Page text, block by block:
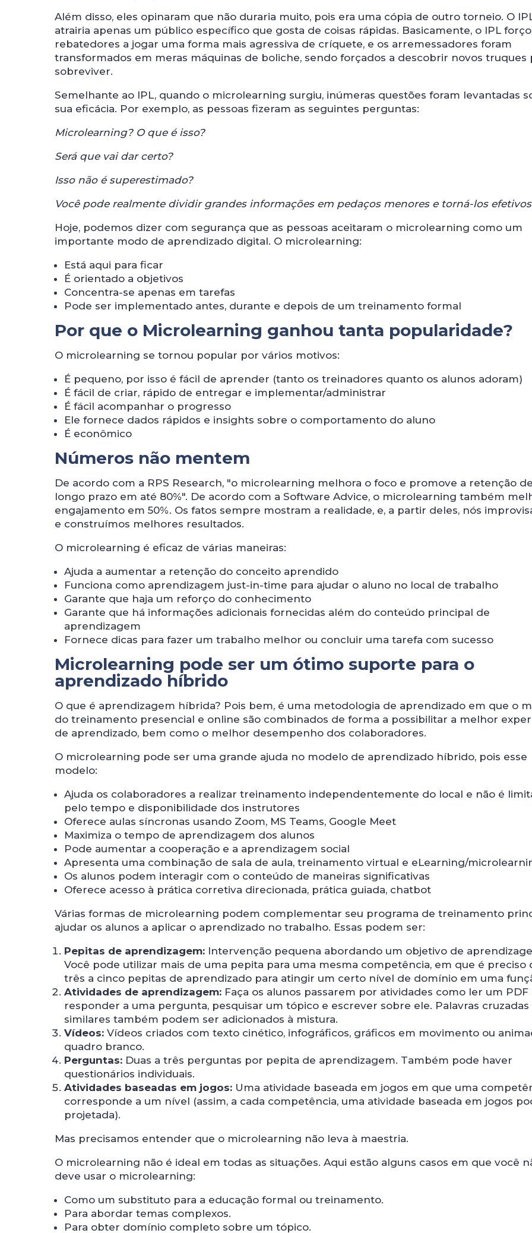
Além disso, eles opinaram que não duraria muito, pois era uma cópia de outro torneio. O
atrairia apenas um público específico que gosta de coisas rápidas. Basicamente, o IPL
rebatedores a jogar uma forma mais agressiva de críquete, e os arremessadores foram
transformados em meras máquinas de boliche, sendo forçados a descobrir novos truques
sobreviver.
Semelhante ao IPL, quando o microlearning surgiu, inúmeras questões foram levantadas
sua eficácia. Por exemplo, as pessoas fizeram as seguintes perguntas:
Microlearning? O que é isso?
Será que vai dar certo?
Isso não é superestimado?
Você pode realmente dividir grandes informações em pedaços menores e torná-los
Hoje, podemos dizer com segurança que as pessoas aceitaram o microlearning como um
importante modo de aprendizado digital. O microlearning:
Está aqui para ficar
É orientado a objetivos
Concentra-se apenas em tarefas
Pode ser implementado antes, durante e depois de um treinamento formal
Por que o Microlearning ganhou tanta popularidade?
O microlearning se tornou popular por vários motivos:
É pequeno, por isso é fácil de aprender (tanto os treinadores quanto os alunos adoram)
É fácil de criar, rápido de entregar e implementar/administrar
É fácil acompanhar o progresso
Ele fornece dados rápidos e insights sobre o comportamento do aluno
É econômico
Números não mentem
De acordo com a RPS Research, "o microlearning melhora o foco e promove a retenção
longo prazo em até 80%". De acordo com a Software Advice, o microlearning também
engajamento em 50%. Os fatos sempre mostram a realidade, e, a partir deles, nós
e construímos melhores resultados.
O microlearning é eficaz de várias maneiras:
Ajuda a aumentar a retenção do conceito aprendido
Funciona como aprendizagem just-in-time para ajudar o aluno no local de trabalho
Garante que haja um reforço do conhecimento
Garante que há informações adicionais fornecidas além do conteúdo principal de
aprendizagem
Fornece dicas para fazer um trabalho melhor ou concluir uma tarefa com sucesso
Microlearning pode ser um ótimo suporte para o
aprendizado híbrido
O que é aprendizagem híbrida? Pois bem, é uma metodologia de aprendizado em que o
do treinamento presencial e online são combinados de forma a possibilitar a melhor
de aprendizado, bem como o melhor desempenho dos colaboradores.
O microlearning pode ser uma grande ajuda no modelo de aprendizado híbrido, pois esse
modelo:
Ajuda os colaboradores a realizar treinamento independentemente do local e não é
pelo tempo e disponibilidade dos instrutores
Oferece aulas síncronas usando Zoom, MS Teams, Google Meet
Maximiza o tempo de aprendizagem dos alunos
Pode aumentar a cooperação e a aprendizagem social
Apresenta uma combinação de sala de aula, treinamento virtual e eLearning/
Os alunos podem interagir com o conteúdo de maneiras significativas
Oferece acesso à prática corretiva direcionada, prática guiada, chatbot
Várias formas de microlearning podem complementar seu programa de treinamento
ajudar os alunos a aplicar o aprendizado no trabalho. Essas podem ser:
Pepitas de aprendizagem: Intervenção pequena abordando um objetivo de
Você pode utilizar mais de uma pepita para uma mesma competência, em que é preciso
três a cinco pepitas de aprendizado para atingir um certo nível de domínio em uma
Atividades de aprendizagem: Faça os alunos passarem por atividades como ler um PDF
responder a uma pergunta, pesquisar um tópico e escrever sobre ele. Palavras cruzadas
similares também podem ser adicionados à mistura.
Vídeos: Vídeos criados com texto cinético, infográficos, gráficos em movimento ou
quadro branco.
Perguntas: Duas a três perguntas por pepita de aprendizagem. Também pode haver
questionários individuais.
Atividades baseadas em jogos: Uma atividade baseada em jogos em que uma
corresponde a um nível (assim, a cada competência, uma atividade baseada em jogos
projetada).
Mas precisamos entender que o microlearning não leva à maestria.
O microlearning não é ideal em todas as situações. Aqui estão alguns casos em que você
deve usar o microlearning:
Como um substituto para a educação formal ou treinamento.
Para abordar temas complexos.
Para obter domínio completo sobre um tópico.